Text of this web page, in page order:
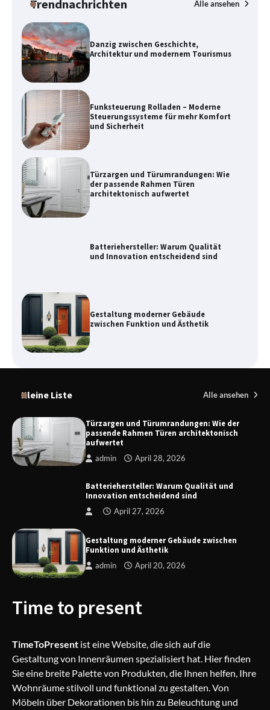
Trendnachrichten Alle ansehen
Funksteuerung Rolladen – Moderne
Steuerungssysteme für mehr Komfort
und Sicherheit
Türzargen und Türumrandungen: Wie
der passende Rahmen Türen
architektonisch aufwertet
Batteriehersteller: Warum Qualität
und Innovation entscheidend sind
Gestaltung moderner Gebäude
zwischen Funktion und Ästhetik
Kupplung und Bremse: Wichtige
Komponenten für die
Fahrzeugsicherheit
Architektur und modernem Tourismus
Funksteuerung Rolladen – Moderne
Steuerungssysteme für mehr Komfort
und Sicherheit
Türzargen und Türumrandungen: Wie
Gestaltung moderner Gebäude
zwischen Funktion und Ästhetik
Kleine Liste Alle ansehen
Türzargen und Türumrandungen: Wie der
passende Rahmen Türen architektonisch
aufwertet
admin April 28, 2026
Batteriehersteller: Warum Qualität und
Innovation entscheidend sind
April 27, 2026
Gestaltung moderner Gebäude zwischen
Funktion und Ästhetik
admin April 20, 2026
Time to present
TimeToPresent ist eine Website, die sich auf die
Gestaltung von Innenräumen spezialisiert hat. Hier finden
Sie eine breite Palette von Produkten, die Ihnen helfen, Ihre
Wohnräume stilvoll und funktional zu gestalten. Von
Möbeln über Dekorationen bis hin zu Beleuchtung und